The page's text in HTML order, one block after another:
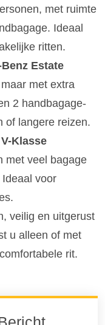
met ruimte
Ideaal
ritten.
Estate
met extra
2 handbagage-
of langere reizen.
Klasse
met veel bagage
voor
veilig en uitgerust
u alleen of met
rit.